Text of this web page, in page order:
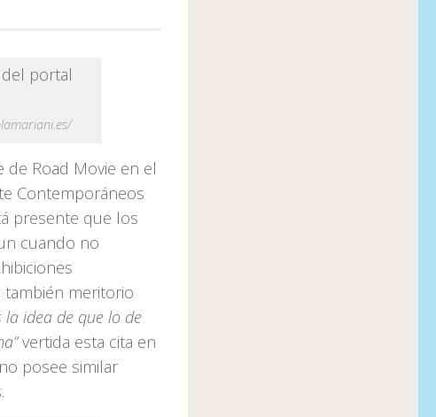
de Road Movie en el
Contemporáneos
presente que los
cuando no
también meritorio
la idea de que lo de
vertida esta cita en
posee similar